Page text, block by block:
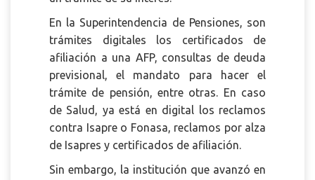
En la Superintendencia de Pensiones, son
trámites digitales los certificados de
afiliación a una AFP, consultas de deuda
previsional, el mandato para hacer el
trámite de pensión, entre otras. En caso
de Salud, ya está en digital los reclamos
contra Isapre o Fonasa, reclamos por alza
de Isapres y certificados de afiliación.
Sin embargo, la institución que avanzó en